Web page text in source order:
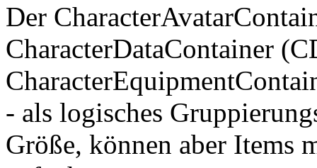
Der
CharacterDataContainer
- als logisches
Größe, können aber Items